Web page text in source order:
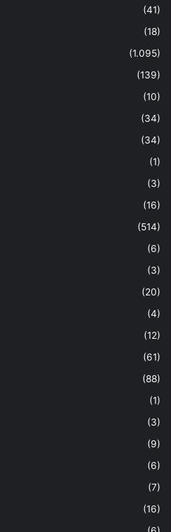
(41)
(18)
(1.095)
(139)
(10)
(34)
(34)
(1)
(3)
(16)
(514)
(6)
(3)
(20)
(4)
(12)
(61)
(88)
(1)
(3)
(9)
(6)
(7)
(16)